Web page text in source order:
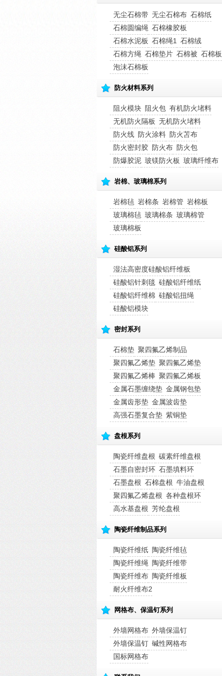
无尘石棉带 无尘石棉布 石棉纸
石棉圆编绳 石棉橡胶板
石棉水泥板 石棉绳1
石棉绒
石棉方绳 石棉垫片 石棉被 石棉板
泡沫石棉板
防火材料系列
阻火模块 阻火包 有机防火堵料
无机防火隔板 无机防火堵料
防火线 防火涂料 防火苫布
防火密封胶 防火布 防火包
防爆胶泥 玻镁防火板 玻璃纤维布
岩棉、玻璃棉系列
岩棉毡 岩棉条 岩棉管 岩棉板
玻璃棉毡 玻璃棉条 玻璃棉管
玻璃棉板
硅酸铝系列
湿法高密度硅酸铝纤维板
硅酸铝针刺毯 硅酸铝纤维纸
硅酸铝纤维棉 硅酸铝扭绳
硅酸铝模块
密封系列
石棉垫 聚四氟乙烯制品
聚四氟乙烯垫 聚四氟乙烯垫
聚四氟乙烯棒 聚四氟乙烯板
金属石墨缠绕垫 金属钢包垫
金属齿形垫 金属波齿垫
高强石墨复合垫 紫铜垫
盘根系列
陶瓷纤维盘根 碳素纤维盘根
石墨自密封环 石墨填料环
石墨盘根 石棉盘根 牛油盘根
聚四氟乙烯盘根 各种盘根环
高水基盘根 芳纶盘根
陶瓷纤维制品系列
陶瓷纤维纸 陶瓷纤维毡
陶瓷纤维绳
陶瓷纤维带
陶瓷纤维布 陶瓷纤维板
耐火纤维布2
网格布、保温钉系列
外墙网格布 外墙保温钉
外墙保温钉 碱性网格布
国标网格布